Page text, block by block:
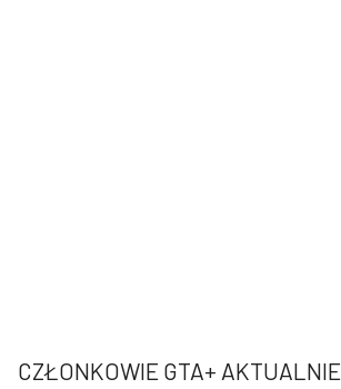
CZŁONKOWIE GTA+ AKTUALNIE